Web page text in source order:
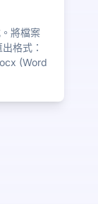
將檔案
格式：
(Word